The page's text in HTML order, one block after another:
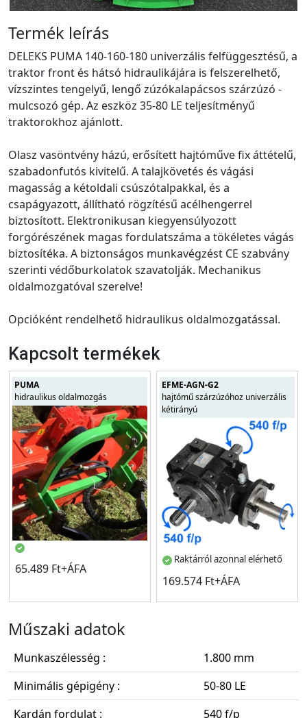
Termék leírás
DELEKS PUMA 140-160-180 univerzális felfüggesztésű, a
traktor front és hátsó hidraulikájára is felszerelhető,
vízszintes tengelyű, lengő zúzókalapácsos szárzúzó -
mulcsozó gép. Az eszköz 35-80 LE teljesítményű
traktorokhoz ajánlott.
Olasz vasöntvény házú, erősített hajtóműve fix áttételű,
szabadonfutós kivitelű. A talajkövetés és vágási
magasság a kétoldali csúszótalpakkal, és a
csapágyazott, állítható rögzítésű acélhengerrel
biztosított. Elektronikusan kiegyensúlyozott
forgórészének magas fordulatszáma a tökéletes vágás
biztosítéka. A biztonságos munkavégzést CE szabvány
szerinti védőburkolatok szavatolják. Mechanikus
oldalmozgatóval szerelve!
Opcióként rendelhető hidraulikus oldalmozgatással.
Kapcsolt termékek
PUMA
hidraulikus oldalmozgás
65.489 Ft+ÁFA
EFME-AGN-G2
hajtómű szárzúzóhoz univerzális
kétirányú
Raktárról azonnal elérhető
169.574 Ft+ÁFA
Műszaki adatok
Munkaszélesség :
1.800 mm
Minimális gépigény :
50-80 LE
Kardán fordulat :
540 f/p